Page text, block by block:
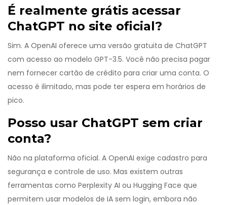
É realmente grátis acessar
ChatGPT no site oficial?
Sim. A OpenAI oferece uma versão gratuita de ChatGPT
com acesso ao modelo GPT-3.5. Você não precisa pagar
nem fornecer cartão de crédito para criar uma conta. O
acesso é ilimitado, mas pode ter espera em horários de
pico.
Posso usar ChatGPT sem criar
conta?
Não na plataforma oficial. A OpenAI exige cadastro para
segurança e controle de uso. Mas existem outras
ferramentas como Perplexity AI ou Hugging Face que
permitem usar modelos de IA sem login, embora não